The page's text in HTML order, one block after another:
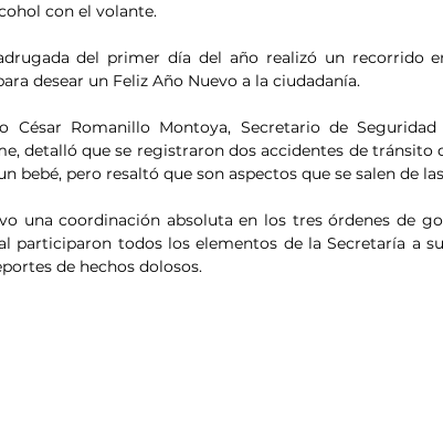
con el volante.
del primer día del año realizó un recorrido
desear un Feliz Año Nuevo a la ciudadanía.
César Romanillo Montoya, Secretario de
detalló que se registraron dos accidentes de tránsito
bebé, pero resaltó que son aspectos que se salen de
una coordinación absoluta en los tres órdenes de
participaron todos los elementos de la Secretaría a
de hechos dolosos.